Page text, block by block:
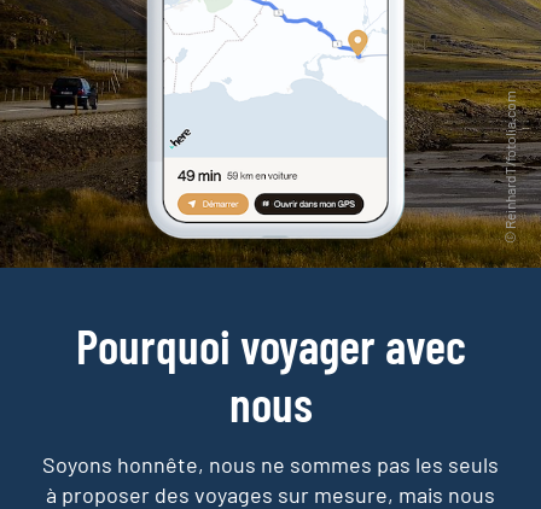
Pourquoi voyager avec
nous
Soyons honnête, nous ne sommes pas les seuls
à proposer des voyages sur mesure, mais nous